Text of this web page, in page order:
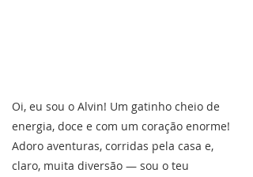
Oi, eu sou o Alvin! Um gatinho cheio de
energia, doce e com um coração enorme!
Adoro aventuras, corridas pela casa e,
claro, muita diversão — sou o teu